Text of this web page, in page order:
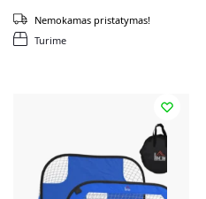
Turime
Nemokamas pristatymas!